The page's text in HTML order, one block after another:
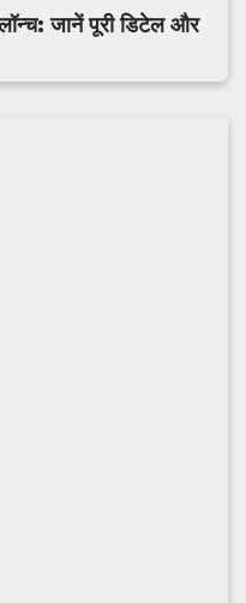
जानें पूरी डिटेल और